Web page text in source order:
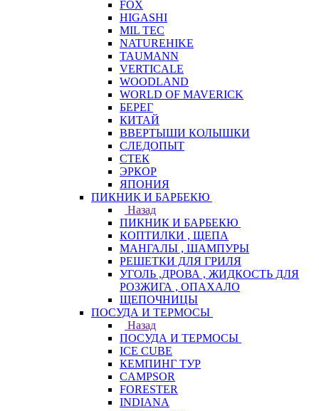
FOX
HIGASHI
MIL TEC
NATUREHIKE
TAUMANN
VERTICALE
WOODLAND
WORLD OF MAVERICK
БЕРЕГ
КИТАЙ
ВВЕРТЫШИ КОЛЫШКИ
СЛЕДОПЫТ
СТЕК
ЭРКОР
ЯПОНИЯ
ПИКНИК И БАРБЕКЮ
Назад
ПИКНИК И БАРБЕКЮ
КОПТИЛКИ , ЩЕПА
МАНГАЛЫ , ШАМПУРЫ
РЕШЕТКИ ДЛЯ ГРИЛЯ
УГОЛЬ ,ДРОВА , ЖИДКОСТЬ ДЛЯ
РОЗЖИГА , ОПАХАЛО
ЩЕПОЧНИЦЫ
ПОСУДА И ТЕРМОСЫ
Назад
ПОСУДА И ТЕРМОСЫ
ICE CUBE
КЕМПИНГ ТУР
CAMPSOR
FORESTER
INDIANA